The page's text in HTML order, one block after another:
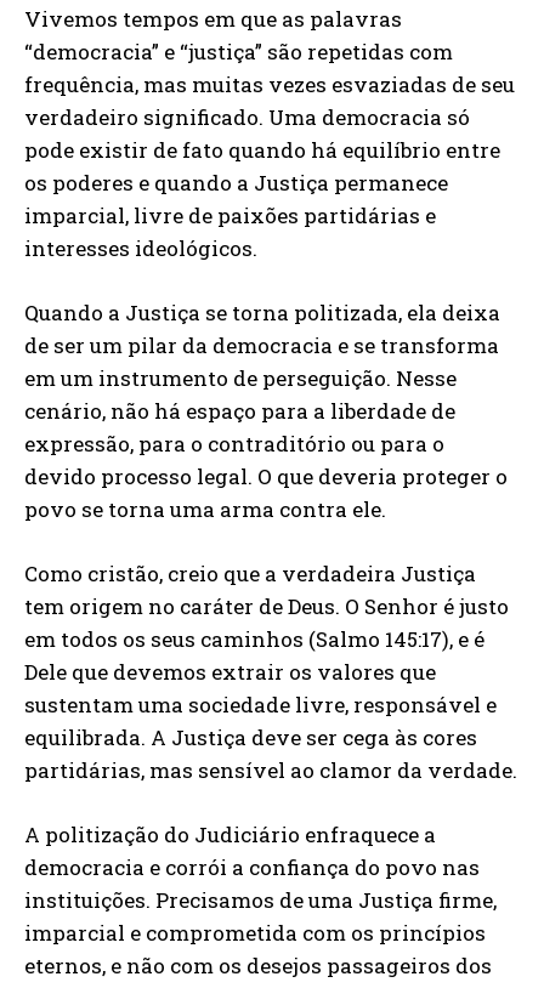
Vivemos tempos em que as palavras
“democracia” e “justiça” são repetidas com
frequência, mas muitas vezes esvaziadas de seu
verdadeiro significado. Uma democracia só
pode existir de fato quando há equilíbrio entre
os poderes e quando a Justiça permanece
imparcial, livre de paixões partidárias e
interesses ideológicos.
Quando a Justiça se torna politizada, ela deixa
de ser um pilar da democracia e se transforma
em um instrumento de perseguição. Nesse
cenário, não há espaço para a liberdade de
expressão, para o contraditório ou para o
devido processo legal. O que deveria proteger o
povo se torna uma arma contra ele.
Como cristão, creio que a verdadeira Justiça
tem origem no caráter de Deus. O Senhor é justo
em todos os seus caminhos (Salmo 145:17), e é
Dele que devemos extrair os valores que
sustentam uma sociedade livre, responsável e
equilibrada. A Justiça deve ser cega às cores
partidárias, mas sensível ao clamor da verdade.
A politização do Judiciário enfraquece a
democracia e corrói a confiança do povo nas
instituições. Precisamos de uma Justiça firme,
imparcial e comprometida com os princípios
eternos, e não com os desejos passageiros dos